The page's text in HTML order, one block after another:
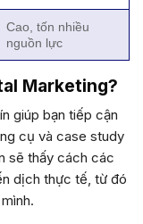
Cao, tốn nhiều
nguồn lực
Marketing?
giúp bạn tiếp cận
cụ và case study
sẽ thấy cách các
dịch thực tế, từ đó